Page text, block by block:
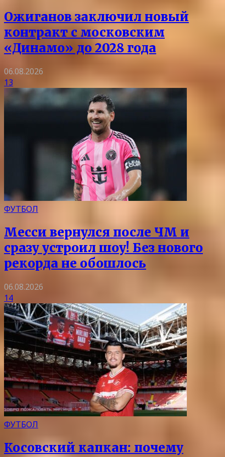
Ожиганов заключил новый
контракт с московским
«Динамо» до 2028 года
06.08.2026
13
ФУТБОЛ
Месси вернулся после ЧМ и
сразу устроил шоу! Без нового
рекорда не обошлось
06.08.2026
14
ФУТБОЛ
Косовский капкан: почему